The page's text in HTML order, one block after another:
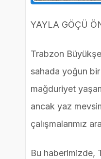
YAYLA GÖÇÜ
Trabzon
sahada yoğun
mağduriyet
ancak yaz
çalışmalarımız
Bu haberimizde,